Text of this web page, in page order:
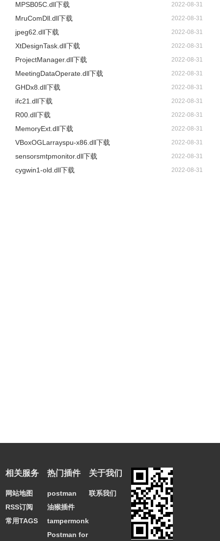
MPSB05C.dll下载 2022-08-31
MruComDll.dll下载 2022-08-31
jpeg62.dll下载 2022-08-31
XtDesignTask.dll下载 2022-08-31
ProjectManager.dll下载 2022-08-31
MeetingDataOperate.dll下载 2022-08-31
GHDx8.dll下载 2022-08-31
ifc21.dll下载 2022-08-31
R00.dll下载 2022-08-31
MemoryExt.dll下载 2022-08-31
VBoxOGLarrayspu-x86.dll下载 2022-08-31
sensorsmtpmonitor.dll下载 2022-08-31
cygwin1-old.dll下载 2022-08-31
相关服务
网站地图
RSS订阅
常用TAGS
热门插件
postman
油猴插件
tampermonkey
Postman for
关于我们
联系我们